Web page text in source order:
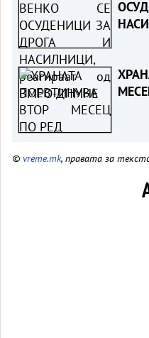
© vreme.mk, правата за